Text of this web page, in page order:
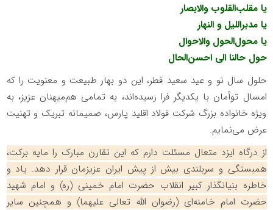
یا مقلب‌القلوب والابصار
یا مدبر‌اللیل و النهار
یا محول‌الحول والاحوال
حول حالنا الی احسن‌الحال
حلول سال نو و عید سعید فطر، این دو بهار طبیعت و معنویت را که
امسال توأمان با یکدیگر فرا رسیده‌اند، به تمامی هم‌میهنان عزیز، به
ویژه خانواده بزرگ شرکت فولاد اقلید پارس، صمیمانه تبریک و تهنیت
عرض می‌نمایم.
از درگاه ایزد متعال مسئلت دارم که این تقارن مبارک را مایه برکت،
همبستگی و سربلندی بیش از پیش ایران عزیزمان قرار دهد. یاد و
خاطره بنیانگذار کبیر انقلاب حضرت امام خمینی (ره) و امام شهید
حضرت امام خامنه‌ای (رضوان الله تعالی علیهما) و همچنین سایر